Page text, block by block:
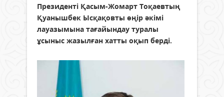
Президенті Қасым-Жомарт Тоқаевтың
Қуанышбек Ысқақовты өңір әкімі
лауазымына тағайындау туралы
ұсыныс жазылған хатты оқып берді.